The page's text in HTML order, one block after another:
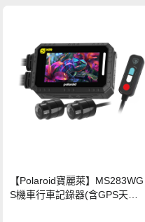
【Polaroid寶麗萊】MS283WG
S機車行車記錄器(含GPS天線)-